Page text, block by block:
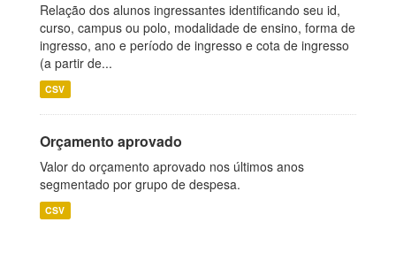
Relação dos alunos ingressantes identificando seu id,
curso, campus ou polo, modalidade de ensino, forma de
ingresso, ano e período de ingresso e cota de ingresso
(a partir de...
CSV
Orçamento aprovado
Valor do orçamento aprovado nos últimos anos
segmentado por grupo de despesa.
CSV